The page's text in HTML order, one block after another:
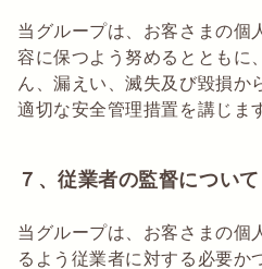
当グループは、お客さまの個
容に保つよう努めるとともに
ん、漏えい、滅失及び毀損か
適切な安全管理措置を講じま
７、従業者の監督について
当グループは、お客さまの個
るよう従業者に対する必要か